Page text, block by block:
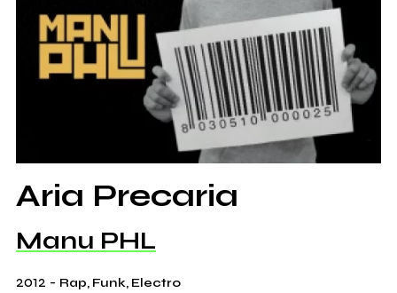
Aria Precaria
Manu PHL
2012 - Rap, Funk, Electro